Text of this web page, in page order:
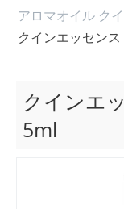
アロマオイル ク
クインエッセン
クインエ
5ml